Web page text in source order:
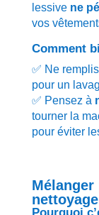
lessive ne
vos
Comment
✅ Ne
pour un
✅ Pensez à
tourner la
pour éviter
nettoyage